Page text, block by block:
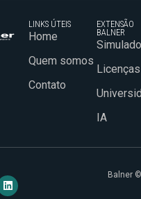
LINKS ÚTEIS
Home
Quem somos
Contato
EXTENSÃO
BALNER
Licenças
IA
Balner